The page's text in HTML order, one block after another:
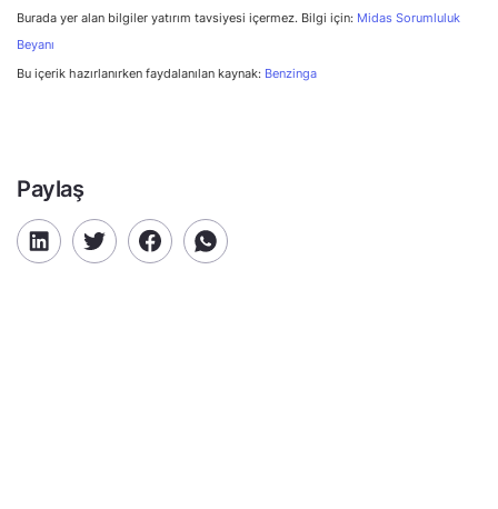
Burada yer alan bilgiler yatırım tavsiyesi içermez. Bilgi için: Midas Sorumluluk
Beyanı
Bu içerik hazırlanırken faydalanılan kaynak: Benzinga
Paylaş